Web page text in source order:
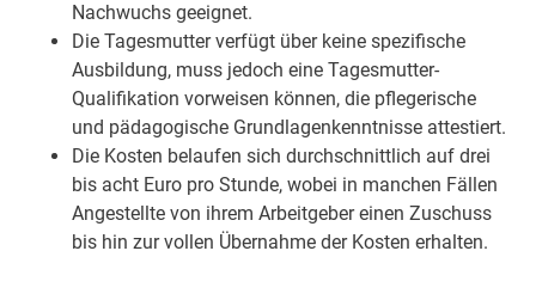
Nachwuchs geeignet.
Die Tagesmutter verfügt über keine spezifische
Ausbildung, muss jedoch eine Tagesmutter-
Qualifikation vorweisen können, die pflegerische
und pädagogische Grundlagenkenntnisse attestiert.
Die Kosten belaufen sich durchschnittlich auf drei
bis acht Euro pro Stunde, wobei in manchen Fällen
Angestellte von ihrem Arbeitgeber einen Zuschuss
bis hin zur vollen Übernahme der Kosten erhalten.